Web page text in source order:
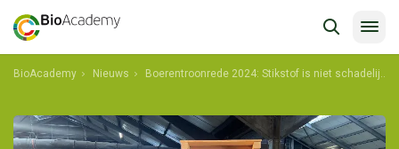
BioAcademy Nieuws Boerentroonrede 2024: Stikstof is niet schadelijk bij landbouw begrensd door levensprocessen